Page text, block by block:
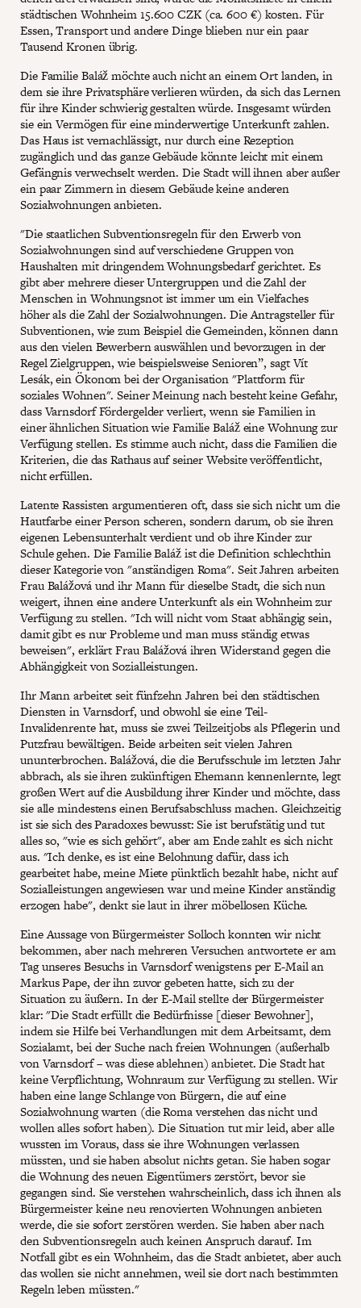
städtischen Wohnheim 15.600 CZK (ca. 600 €) kosten. Für
Essen, Transport und andere Dinge blieben nur ein paar
Tausend Kronen übrig.
Die Familie Baláž möchte auch nicht an einem Ort landen, in
dem sie ihre Privatsphäre verlieren würden, da sich das Lernen
für ihre Kinder schwierig gestalten würde. Insgesamt würden
sie ein Vermögen für eine minderwertige Unterkunft zahlen.
Das Haus ist vernachlässigt, nur durch eine Rezeption
zugänglich und das ganze Gebäude könnte leicht mit einem
Gefängnis verwechselt werden. Die Stadt will ihnen aber außer
ein paar Zimmern in diesem Gebäude keine anderen
Sozialwohnungen anbieten.
"Die staatlichen Subventionsregeln für den Erwerb von
Sozialwohnungen sind auf verschiedene Gruppen von
Haushalten mit dringendem Wohnungsbedarf gerichtet. Es
gibt aber mehrere dieser Untergruppen und die Zahl der
Menschen in Wohnungsnot ist immer um ein Vielfaches
höher als die Zahl der Sozialwohnungen. Die Antragsteller für
Subventionen, wie zum Beispiel die Gemeinden, können dann
aus den vielen Bewerbern auswählen und bevorzugen in der
Regel Zielgruppen, wie beispielsweise Senioren”, sagt Vít
Lesák, ein Ökonom bei der Organisation "Plattform für
soziales Wohnen". Seiner Meinung nach besteht keine Gefahr,
dass Varnsdorf Fördergelder verliert, wenn sie Familien in
einer ähnlichen Situation wie Familie Baláž eine Wohnung zur
Verfügung stellen. Es stimme auch nicht, dass die Familien die
Kriterien, die das Rathaus auf seiner Website veröffentlicht,
nicht erfüllen.
Latente Rassisten argumentieren oft, dass sie sich nicht um die
Hautfarbe einer Person scheren, sondern darum, ob sie ihren
eigenen Lebensunterhalt verdient und ob ihre Kinder zur
Schule gehen. Die Familie Baláž ist die Definition schlechthin
dieser Kategorie von "anständigen Roma". Seit Jahren arbeiten
Frau Balážová und ihr Mann für dieselbe Stadt, die sich nun
weigert, ihnen eine andere Unterkunft als ein Wohnheim zur
Verfügung zu stellen. "Ich will nicht vom Staat abhängig sein,
damit gibt es nur Probleme und man muss ständig etwas
beweisen", erklärt Frau Balážová ihren Widerstand gegen die
Abhängigkeit von Sozialleistungen.
Ihr Mann arbeitet seit fünfzehn Jahren bei den städtischen
Diensten in Varnsdorf, und obwohl sie eine Teil-
Invalidenrente hat, muss sie zwei Teilzeitjobs als Pflegerin und
Putzfrau bewältigen. Beide arbeiten seit vielen Jahren
ununterbrochen. Balážová, die die Berufsschule im letzten Jahr
abbrach, als sie ihren zukünftigen Ehemann kennenlernte, legt
großen Wert auf die Ausbildung ihrer Kinder und möchte, dass
sie alle mindestens einen Berufsabschluss machen. Gleichzeitig
ist sie sich des Paradoxes bewusst: Sie ist berufstätig und tut
alles so, "wie es sich gehört", aber am Ende zahlt es sich nicht
aus. "Ich denke, es ist eine Belohnung dafür, dass ich
gearbeitet habe, meine Miete pünktlich bezahlt habe, nicht auf
Sozialleistungen angewiesen war und meine Kinder anständig
erzogen habe", denkt sie laut in ihrer möbellosen Küche.
Eine Aussage von Bürgermeister Solloch konnten wir nicht
bekommen, aber nach mehreren Versuchen antwortete er am
Tag unseres Besuchs in Varnsdorf wenigstens per E-Mail an
Markus Pape, der ihn zuvor gebeten hatte, sich zu der
Situation zu äußern. In der E-Mail stellte der Bürgermeister
klar: "Die Stadt erfüllt die Bedürfnisse [dieser Bewohner],
indem sie Hilfe bei Verhandlungen mit dem Arbeitsamt, dem
Sozialamt, bei der Suche nach freien Wohnungen (außerhalb
von Varnsdorf – was diese ablehnen) anbietet. Die Stadt hat
keine Verpflichtung, Wohnraum zur Verfügung zu stellen. Wir
haben eine lange Schlange von Bürgern, die auf eine
Sozialwohnung warten (die Roma verstehen das nicht und
wollen alles sofort haben). Die Situation tut mir leid, aber alle
wussten im Voraus, dass sie ihre Wohnungen verlassen
müssten, und sie haben absolut nichts getan. Sie haben sogar
die Wohnung des neuen Eigentümers zerstört, bevor sie
gegangen sind. Sie verstehen wahrscheinlich, dass ich ihnen als
Bürgermeister keine neu renovierten Wohnungen anbieten
werde, die sie sofort zerstören werden. Sie haben aber nach
den Subventionsregeln auch keinen Anspruch darauf. Im
Notfall gibt es ein Wohnheim, das die Stadt anbietet, aber auch
das wollen sie nicht annehmen, weil sie dort nach bestimmten
Regeln leben müssten."